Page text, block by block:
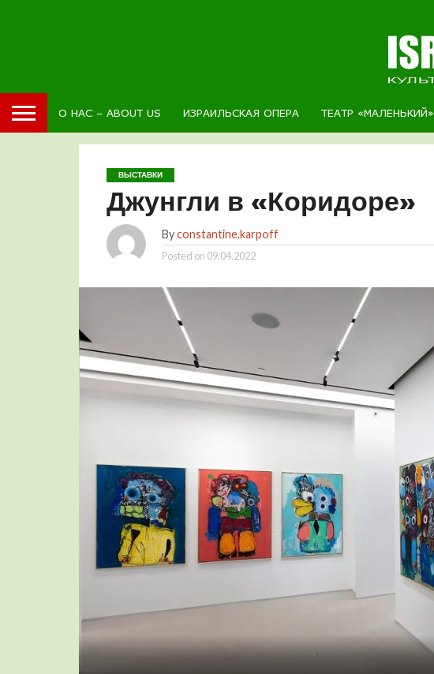
О НАС – ABOUT US ИЗРАИЛЬСКАЯ ОПЕРА ТЕАТР «МАЛЕНЬКИЙ»
ВЫСТАВКИ
Джунгли в «Коридоре»
Byconstantine.karpoff
Posted on 09.04.2022